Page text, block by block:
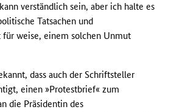
verständlich sein, aber ich halte es
Tatsachen und
für weise, einem solchen Unmut
dass auch der Schriftsteller
einen »Protestbrief« zum
die Präsidentin des